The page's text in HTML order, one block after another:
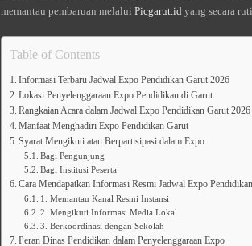
memantau pembaruan melalui Picgarut.id yang secara
Table of Contents
Informasi Terbaru Jadwal Expo Pendidikan Garut 2026
Lokasi Penyelenggaraan Expo Pendidikan di Garut
Rangkaian Acara dalam Jadwal Expo Pendidikan Garut 2026
Manfaat Menghadiri Expo Pendidikan Garut
Syarat Mengikuti atau Berpartisipasi dalam Expo
Bagi Pengunjung
Bagi Institusi Peserta
Cara Mendapatkan Informasi Resmi Jadwal Expo
1. Memantau Kanal Resmi Instansi
2. Mengikuti Informasi Media Lokal
3. Berkoordinasi dengan Sekolah
Peran Dinas Pendidikan dalam Penyelenggaraan Expo